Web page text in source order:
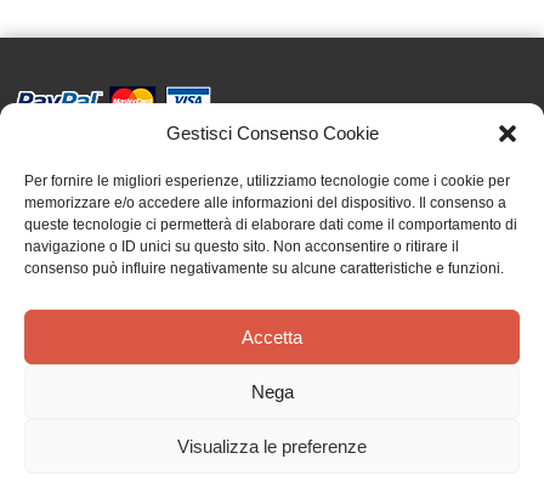
Gestisci Consenso Cookie
Per fornire le migliori esperienze, utilizziamo tecnologie come i cookie per
memorizzare e/o accedere alle informazioni del dispositivo. Il consenso a
queste tecnologie ci permetterà di elaborare dati come il comportamento di
navigazione o ID unici su questo sito. Non acconsentire o ritirare il
consenso può influire negativamente su alcune caratteristiche e funzioni.
Accetta
Nega
Visualizza le preferenze
C.F. e P.IVA 09655250018
Via Tre Denti, 1 - 10060 Cantalupa (TO)
Telefono: (+39) 0121 353452 - Fax: (+39) 0121 353839
info@effata.it
Copyright © 2026 •Effatà Editrice
TERMINI E CONDIZIONI
Il nostro magazzino è in vacanza! Riprenderemo le spedizioni dal 24 agosto.